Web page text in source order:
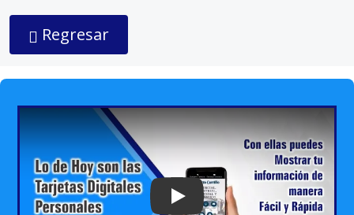
Regresar
Play: Keynote (Google I/O '18)